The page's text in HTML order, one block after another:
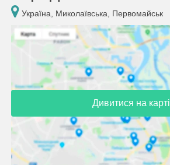
Україна, Миколаївська, Первомайськ
Дивитися на карті